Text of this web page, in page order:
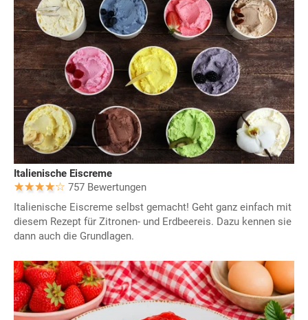
Italienische Eiscreme
757 Bewertungen
Italienische Eiscreme selbst gemacht! Geht ganz einfach mit
diesem Rezept für Zitronen- und Erdbeereis. Dazu kennen sie
dann auch die Grundlagen.